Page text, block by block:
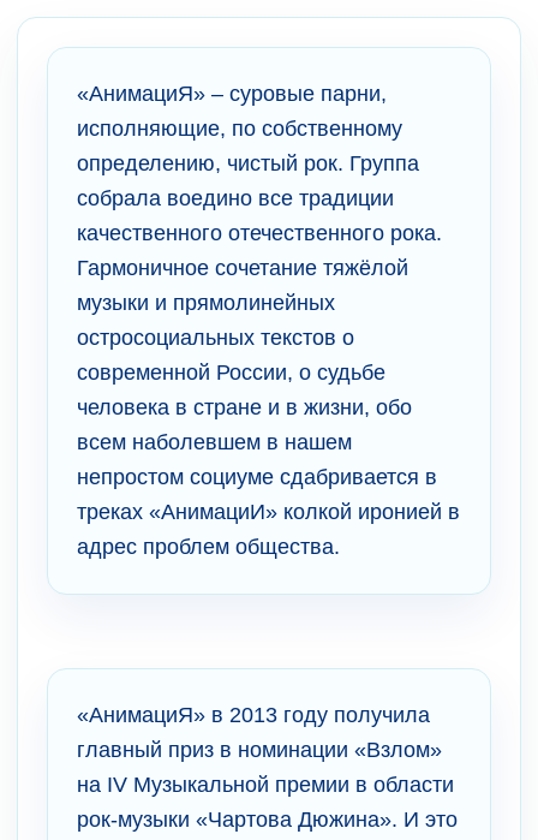
«АнимациЯ» – суровые парни,
исполняющие, по собственному
определению, чистый рок. Группа
собрала воедино все традиции
качественного отечественного рока.
Гармоничное сочетание тяжёлой
музыки и прямолинейных
остросоциальных текстов о
современной России, о судьбе
человека в стране и в жизни, обо
всем наболевшем в нашем
непростом социуме сдабривается в
треках «АнимациИ» колкой иронией в
адрес проблем общества.
«АнимациЯ» в 2013 году получила
главный приз в номинации «Взлом»
на IV Музыкальной премии в области
рок-музыки «Чартова Дюжина». И это